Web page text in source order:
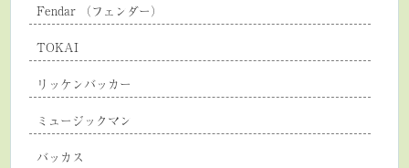
Fendar （フェンダー）
TOKAI
リッケンバッカー
ミュージックマン
バッカス